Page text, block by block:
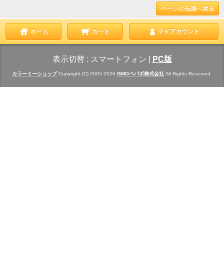
ページの先頭へ戻る
ホーム カート マイアカウント
表示切替 : スマートフォン PC版
カラーミーショップ Copyright (C) 2005-2026 GMOペパボ株式会社 All Rights Reserved.